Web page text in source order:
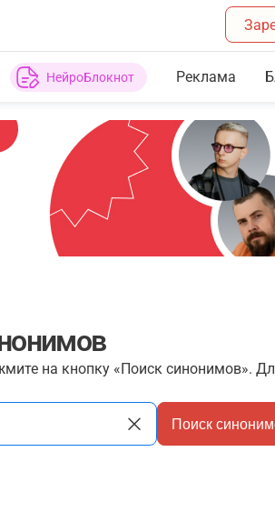
НейроБлокнот Реклама
на кнопку «Поиск синонимов».
Поиск